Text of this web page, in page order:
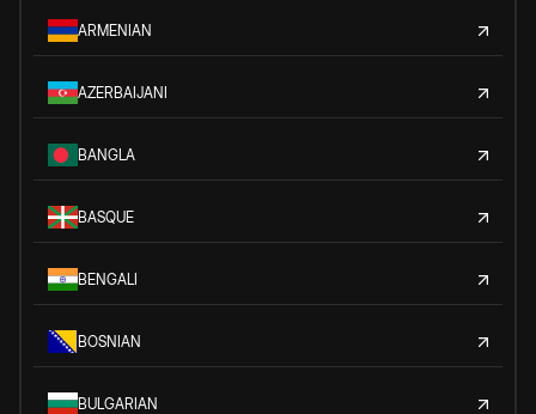
ARMENIAN
AZERBAIJANI
BANGLA
BASQUE
BENGALI
BOSNIAN
BULGARIAN